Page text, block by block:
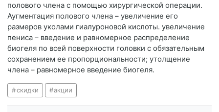
полового члена с помощью хирургической операции.
Аугментация полового члена – увеличение его
размеров уколами гиалуроновой кислоты. увеличение
пениса – введение и равномерное распределение
биогеля по всей поверхности головки с обязательным
сохранением ее пропорциональности; утолщение
члена – равномерное введение биогеля.
скидки акции